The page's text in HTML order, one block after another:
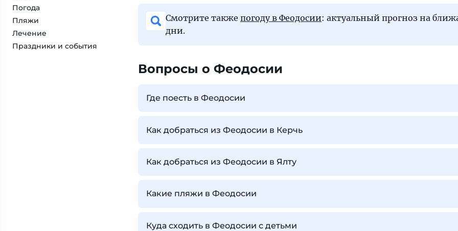
Погода
Пляжи
Лечение
Праздники и события
Смотрите также погоду в Феодосии: актуальный прогноз на
дни.
Вопросы о Феодосии
Где поесть в Феодосии
Как добраться из Феодосии в Керчь
Как добраться из Феодосии в Ялту
Какие пляжи в Феодосии
Куда сходить в Феодосии с детьми